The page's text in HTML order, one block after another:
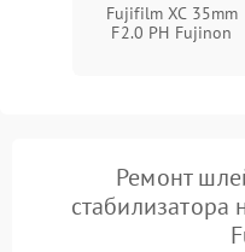
Fujifilm XC 35mm
F2.0 PH Fujinon
Ремонт
стабилизатора